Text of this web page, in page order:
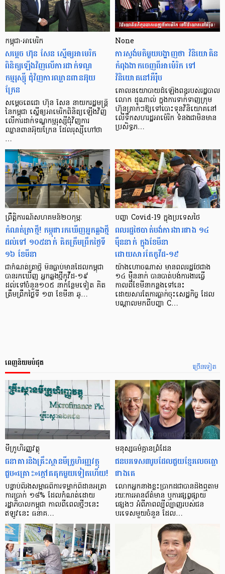
កម្ពុជា-អាមេរិក
សម្តេច ហ៊ុន សែន ស្នើឲ្យអាមេរិក
ពិនិត្យឡើងវិញលើការដាក់ទណ្ឌ
កម្មរុស្ស៊ី ជុំវិញការឈ្លានពានអ៊ុយ
ក្រែន
សម្តេចតេជោ ហ៊ុន សែន នាយករដ្ឋមន្ត្រី
នៃកម្ពុជា ស្នើឲ្យអាមេរិកពិនិត្យឡើងវិញ
លើការដាក់ទណ្ឌកម្មរុស្ស៊ីជុំវិញការ
ឈ្លានពានអ៊ុយក្រែន ដែលរុស្ស៊ីហៅថា
…
None
ការស្ទង់មតិមួយបង្ហាញថា វិនិយោគិន
កំពុងងាកចេញពីអាម៉េរិក ទៅ
វិនិយោគនៅអឺរ៉ុប
គោលនយោបាយដំឡើងពន្ធរបស់រដ្ឋបាល
លោក ដូណាល់ ក្នុងការទាក់ទាញក្រុម
ហ៊ុនគ្រាក់ៗឱ្យទៅបោះទុនវិនិយោគនៅ
លើទឹកសហរដ្ឋអាម៉េរិក ទំនងជាមិនមាន
ប្រសិទ្ធភ…
ព្រឹត្តិការណ៍សហគមន៍២០កុម្ភៈ
កំណត់ត្រាថ្មី! កម្ពុជារកឃើញអ្នកឆ្លងថ្មី
ដល់ទៅ ១០៥នាក់ គិតត្រឹមព្រឹកថ្ងៃទី
១៦ ខែមីនា
ជាកំណត់​ត្រាថ្មី មិនធ្លាប់មាន​​ដែល​កម្ពុជា​
បាន​រកឃើញ​ អ្នកឆ្លង​ថ្មី​កូវីដ-១៩
ដល់ទៅចំនួន១០៥ នាក់ន្ថែមទៀត គិត
ត្រឹមព្រឹកថ្ងៃទី ១៣ ខែមីនា ឆ្…
បញ្ហា​ Covid-19 ក្នុងប្រទេសថៃ
ពលរដ្ឋថៃបាត់បង់ការងារជាង ១៤
ម៉ឺននាក់ ក្នុងខែមីនា
ដោយសារតែកូវីដ-១៩
យ៉ាងហោចណាស់ មានពលរដ្ឋថៃជាង
១៤ ម៉ឺននាក់ បានបាត់បង់ការងារធ្វើ
កាលពីខែមីនាកន្លងទៅនេះ
ដោយសារតែការធ្លាក់ចុះសេដ្ឋកិច្ច ដែល
បណ្ដាលមកពីបញ្ហា C…
ច្រើនទៀត
ពេញនិយមបំផុត
មីក្រូ​ហិរញ្ញវត្ថុ
ធនាគារ​និង​គ្រឹះស្ថាន​មីក្រូ​ហិរញ្ញវត្ថុ​
ជួប«គ្រោះ»ក្តៅ​គគុក​មួយ​ទៀត​ហើយ!
បន្ទាប់​ពី​រង​សម្ពាធ​​ពី​ការ​ទម្លាក់​ពិដាន​អត្រា​
ការ​ប្រាក់ ១៨​% ដែល​កំណត់​ដោយ​
រដ្ឋាភិបាល​កម្ពុជា កាល​ពី​ពេល​ថ្មីៗ​នេះ
ឥឡូវ​នេះ ធនាគ…
មនុស្ស​ធម៌​គ្មាន​ព្រំដែន
ជន​បរទេស​៣​រូប​ដែល​ជួយ​ខ្មែរ​លេច​ធ្លោ​
ជាង​គេ
លោកអ្នក​នាង​ខ្លះ​ប្រាកដ​ជា​បាន​​ដឹង​ឮ​តាម​
រយៈ​ការ​អាន​ព័ត៌មាន ឬ​ការ​ផ្សព្វផ្សាយ​
ផ្សេងៗ អំពី​ភាព​ល្បីល្បាញ​របស់​ជន​
បរទេស​មួយ​ចំនួន ដែល…